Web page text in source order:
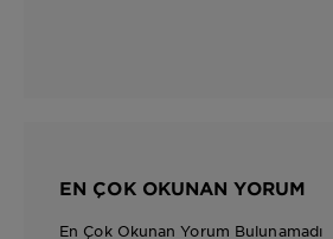
EN ÇOK OKUNAN YORUM
En Çok Okunan Yorum Bulunamadı